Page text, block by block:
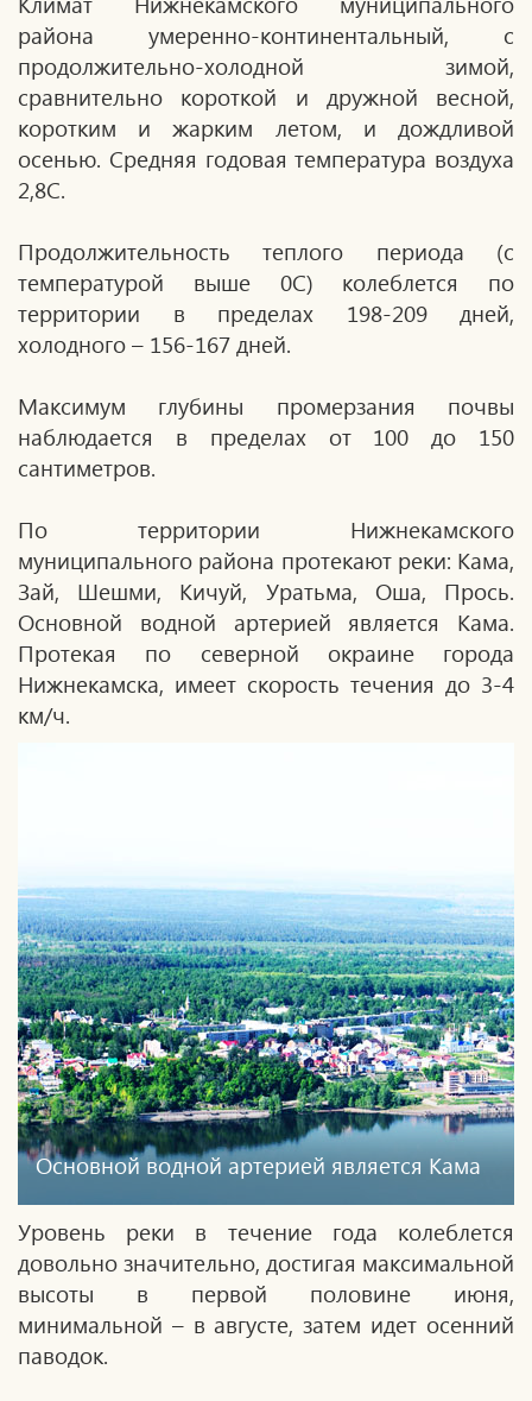
района умеренно-континентальный, с
продолжительно-холодной зимой,
сравнительно короткой и дружной весной,
коротким и жарким летом, и дождливой
осенью. Средняя годовая температура воздуха
2,8С.
Продолжительность теплого периода (с
температурой выше 0С) колеблется по
территории в пределах 198-209 дней,
холодного – 156-167 дней.
Максимум глубины промерзания почвы
наблюдается в пределах от 100 до 150
сантиметров.
По территории Нижнекамского
муниципального района протекают реки: Кама,
Зай, Шешми, Кичуй, Уратьма, Оша, Прось.
Основной водной артерией является Кама.
Протекая по северной окраине города
Нижнекамска, имеет скорость течения до 3-4
км/ч.
Основной водной артерией является Кама
Уровень реки в течение года колеблется
довольно значительно, достигая максимальной
высоты в первой половине июня,
минимальной – в августе, затем идет осенний
паводок.